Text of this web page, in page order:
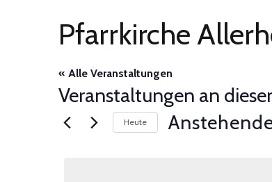
Pfarrkirche
« Alle Veranstaltungen
Veranstaltungen an
Heute